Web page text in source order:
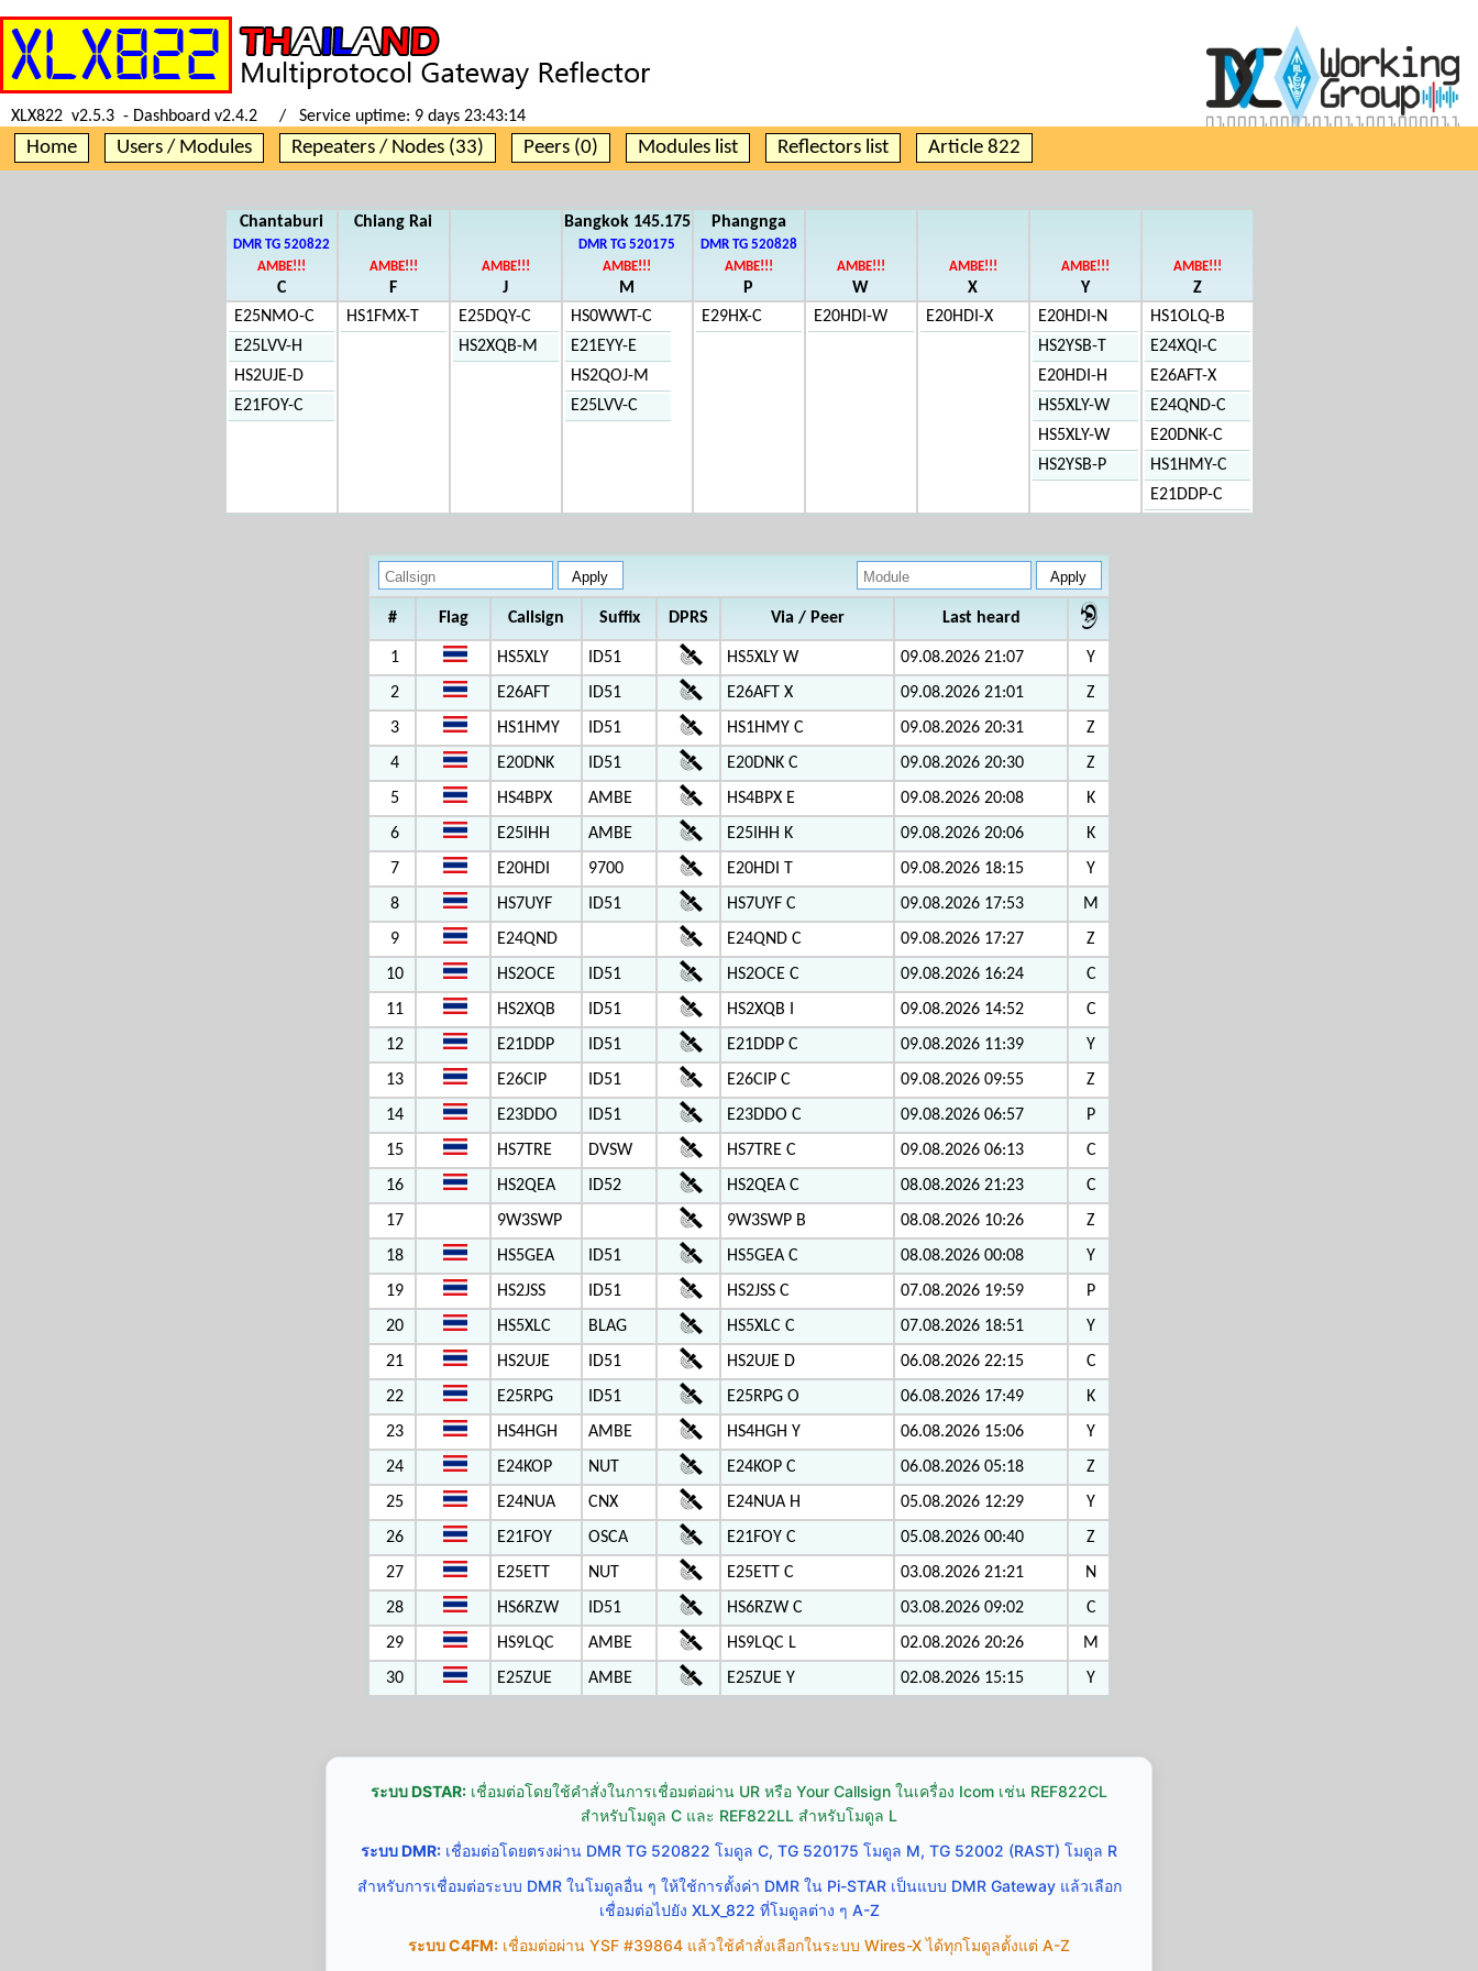
XLX822 v2.5.3 - Dashboard v2.4.2 / Service uptime: 9 days 23:43:14
Home Users / Modules Repeaters / Nodes (33) Peers (0) Modules list Reflectors list Article 822
Chantaburi
DMR TG 520822
AMBE!!!
C
Chiang Rai
AMBE!!!
F
AMBE!!!
J
Bangkok 145.175
DMR TG 520175
AMBE!!!
M
Phangnga
DMR TG 520828
AMBE!!!
P
AMBE!!!
W
AMBE!!!
X
AMBE!!!
Y
AMBE!!!
Z
E25NMO-C
E25LVV-H
HS2UJE-D
E21FOY-C
HS1FMX-T
E25DQY-C
HS2XQB-M
HS0WWT-C
E21EYY-E
HS2QOJ-M
E25LVV-C
E29HX-C E20HDI-W E20HDI-X
E20HDI-N
HS2YSB-T
E20HDI-H
HS5XLY-W
HS5XLY-W
HS2YSB-P
HS1OLQ-B
E24XQI-C
E26AFT-X
E24QND-C
E20DNK-C
HS1HMY-C
E21DDP-C
# Flag Callsign Suffix DPRS Via / Peer Last heard
1 HS5XLY ID51 HS5XLY W 09.08.2026 21:07
Y
2
E26AFT ID51 E26AFT X 09.08.2026 21:01
Z
3
HS1HMY ID51 HS1HMY C 09.08.2026 20:31
Z
4
E20DNK ID51 E20DNK C 09.08.2026 20:30
Z
5
HS4BPX AMBE HS4BPX E 09.08.2026 20:08
K
6
E25IHH AMBE E25IHH K 09.08.2026 20:06
K
7
E20HDI 9700 E20HDI T 09.08.2026 18:15
Y
8
HS7UYF ID51 HS7UYF C 09.08.2026 17:53
M
9
E24QND E24QND C 09.08.2026 17:27
Z
10
HS2OCE ID51 HS2OCE C 09.08.2026 16:24
C
11
HS2XQB ID51 HS2XQB I 09.08.2026 14:52
C
12
E21DDP ID51 E21DDP C 09.08.2026 11:39
Y
13
E26CIP ID51 E26CIP C 09.08.2026 09:55
Z
14
E23DDO ID51 E23DDO C 09.08.2026 06:57
P
15
HS7TRE DVSW HS7TRE C 09.08.2026 06:13
C
16
HS2QEA ID52 HS2QEA C 08.08.2026 21:23
C
17
9W3SWP 9W3SWP B 08.08.2026 10:26
Z
18
HS5GEA ID51 HS5GEA C 08.08.2026 00:08
Y
19
HS2JSS ID51 HS2JSS C 07.08.2026 19:59
P
20
HS5XLC BLAG HS5XLC C 07.08.2026 18:51
Y
21
HS2UJE ID51 HS2UJE D 06.08.2026 22:15
C
22
E25RPG ID51 E25RPG O 06.08.2026 17:49
K
23
HS4HGH AMBE HS4HGH Y 06.08.2026 15:06
Y
24
E24KOP NUT E24KOP C 06.08.2026 05:18
Z
25
E24NUA CNX E24NUA H 05.08.2026 12:29
Y
26
E21FOY OSCA E21FOY C 05.08.2026 00:40
Z
27
E25ETT NUT E25ETT C 03.08.2026 21:21
N
28
HS6RZW ID51 HS6RZW C 03.08.2026 09:02
C
29
HS9LQC AMBE HS9LQC L 02.08.2026 20:26
M
30
E25ZUE AMBE E25ZUE Y 02.08.2026 15:15 Y
ระบบ DSTAR: เชื่อมต่อโดยใช้คำสั่งในการเชื่อมต่อผ่าน UR หรือ Your Callsign ในเครื่อง Icom เช่น REF822CL
สำหรับโมดูล C และ REF822LL สำหรับโมดูล L
ระบบ DMR: เชื่อมต่อโดยตรงผ่าน DMR TG 520822 โมดูล C, TG 520175 โมดูล M, TG 52002 (RAST) โมดูล R
สำหรับการเชื่อมต่อระบบ DMR ในโมดูลอื่น ๆ ให้ใช้การตั้งค่า DMR ใน Pi-STAR เป็นแบบ DMR Gateway แล้วเลือก
เชื่อมต่อไปยัง XLX_822 ที่โมดูลต่าง ๆ A-Z
ระบบ C4FM: เชื่อมต่อผ่าน YSF #39864 แล้วใช้คำสั่งเลือกในระบบ Wires-X ได้ทุกโมดูลตั้งแต่ A-Z